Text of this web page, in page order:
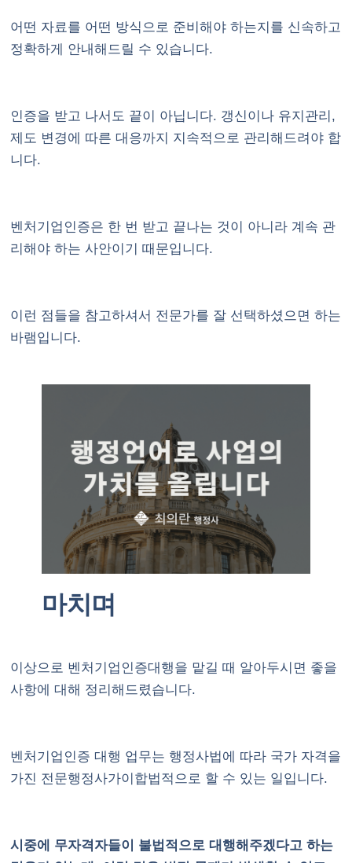
어떤 자료를 어떤 방식으로 준비해야 하는지를 신속하고
정확하게 안내해드릴 수 있습니다.
인증을 받고 나서도 끝이 아닙니다. 갱신이나 유지관리,
제도 변경에 따른 대응까지 지속적으로 관리해드려야 합
니다.
벤처기업인증은 한 번 받고 끝나는 것이 아니라 계속 관
리해야 하는 사안이기 때문입니다.
이런 점들을 참고하셔서 전문가를 잘 선택하셨으면 하는
바램입니다.
마치며
이상으로 벤처기업인증대행을 맡길 때 알아두시면 좋을
사항에 대해 정리해드렸습니다.
벤처기업인증 대행 업무는 행정사법에 따라 국가 자격을
가진 전문행정사가이합법적으로 할 수 있는 일입니다.
시중에 무자격자들이 불법적으로 대행해주겠다고 하는